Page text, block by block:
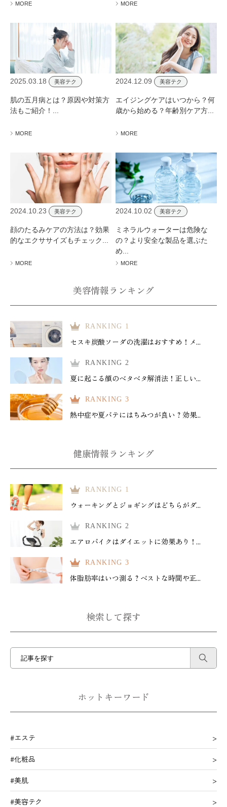
MORE MORE
2025.03.18 美容テク
肌の五月病とは？原因や対策方
法もご紹介！...
MORE
2024.12.09 美容テク
エイジングケアはいつから？何
歳から始める？年齢別ケア方...
MORE
2024.10.23 美容テク
顔のたるみケアの方法は？効果
的なエクササイズもチェック...
MORE
2024.10.02 美容テク
ミネラルウォーターは危険な
の？より安全な製品を選ぶた
め...
MORE
美容情報ランキング
RANKING 1
セスキ炭酸ソーダの洗濯はおすすめ！メ...
RANKING 2
夏に起こる顔のベタベタ解消法！正しい...
RANKING 3
熱中症や夏バテにはちみつが良い？効果...
健康情報ランキング
RANKING 1
ウォーキングとジョギングはどちらがダ...
RANKING 2
エアロバイクはダイエットに効果あり！...
RANKING 3
体脂肪率はいつ測る？ベストな時間や正...
検索して探す
ホットキーワード
#エステ
#化粧品
#美肌
#美容テク